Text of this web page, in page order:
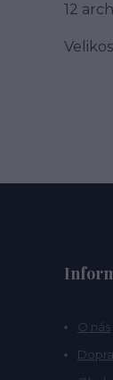
12
O nás